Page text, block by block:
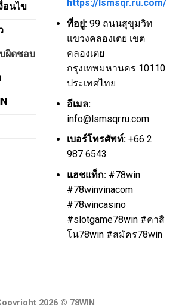
อนไข
ผิดชอบ
https://lsmsqr.ru.com/
ที่อยู่:99 ถนนสุขุมวิท
แขวงคลองเตย เขต
คลองเตย
กรุงเทพมหานคร 10110
ประเทศไทย
อีเมล:
info@lsmsqr.ru.com
เบอร์โทรศัพท์:+66 2
987 6543
แฮชแท็ก:#78win
#78winvinacom
#78wincasino
#slotgame78win #คาสิ
โน78win #สมัคร78win
2026 © 78WIN